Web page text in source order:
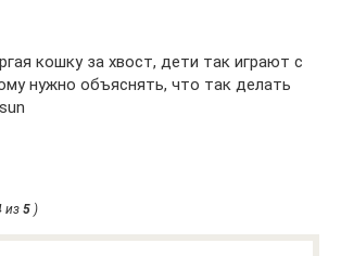
кошку за хвост, дети так играют с
нужно объяснять, что так делать
из 5 )